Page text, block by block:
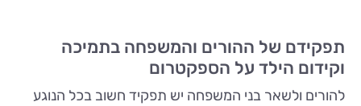
תפקידם של ההורים והמשפחה בתמיכה
וקידום הילד על הספקטרום
להורים ולשאר בני המשפחה יש תפקיד חשוב בכל הנוגע